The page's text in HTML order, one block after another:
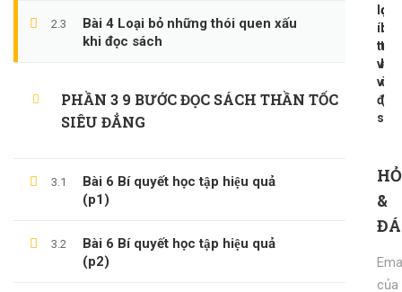
2.3
Bài 4 Loại bỏ những thói quen xấu
khi đọc sách
PHẦN 3 9 BƯỚC ĐỌC SÁCH THẦN TỐC
SIÊU ĐẲNG
3.1
Bài 6 Bí quyết học tập hiệu quả
(p1)
3.2
Bài 6 Bí quyết học tập hiệu quả
(p2)
lợi
ích
vời
về
đọc
học
tập
quả
&
của
KỸ NĂNG MỀM
PHÁT TRIỂN BẢN THÂN
LATEST COURSES
99,000 ₫
600,000 ₫199,000 ₫